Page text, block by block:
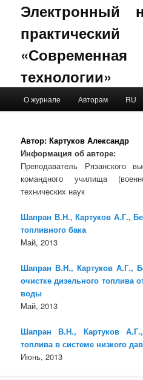
Электронный
технологии»
Skip to primary content
Skip to secondary content
О журнале Авторам RU
Автор: Картуков Александр
Информация об авторе:
Преподаватель Рязанского
командного училища
технических наук
Шапран В.Н., Картуков А.Г.,
топливного бака
Май, 2013
Шапран В.Н., Картуков А.Г.,
очистке дизельного топлива
воды
Май, 2013
Шапран В.Н., Картуков
топлива в системе низкого
Июнь, 2013